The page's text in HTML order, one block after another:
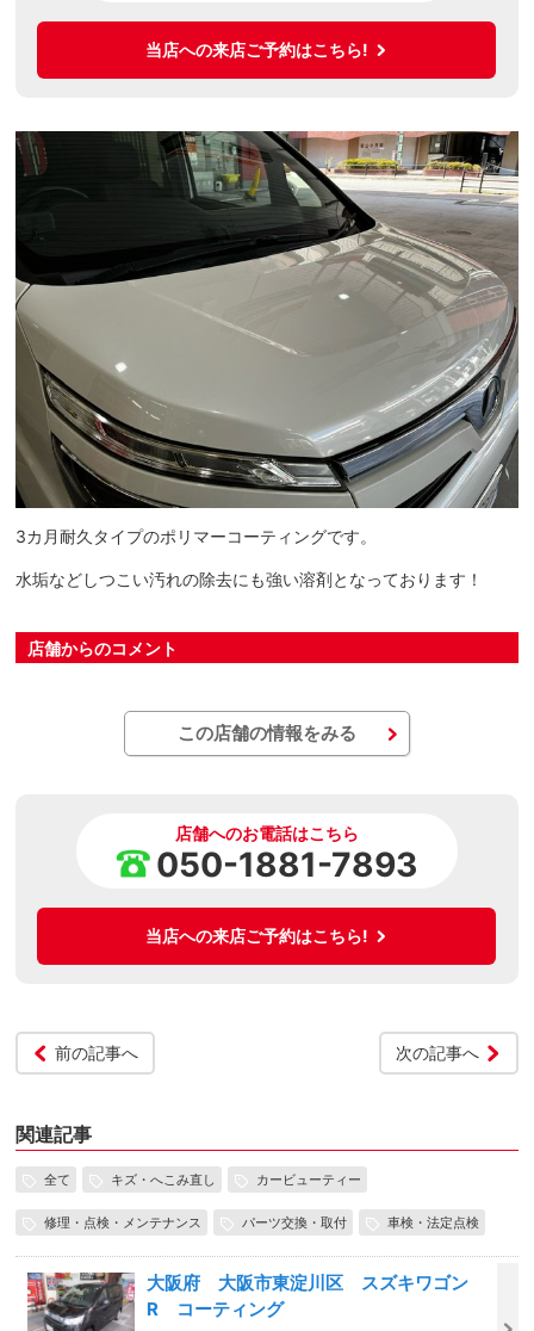
当店への来店ご予約はこちら!
3カ月耐久タイプのポリマーコーティングです。
水垢などしつこい汚れの除去にも強い溶剤となっております！
店舗からのコメント
この店舗の情報をみる
店舗へのお電話はこちら
050-1881-7893
当店への来店ご予約はこちら!
前の記事へ 次の記事へ
関連記事
全て キズ・へこみ直し カービューティー
修理・点検・メンテナンス パーツ交換・取付 車検・法定点検
大阪府 大阪市東淀川区 スズキワゴン
R コーティング